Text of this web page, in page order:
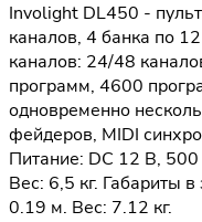
Involight DL450 -
каналов, 4 банка по
каналов: 24/48
программ, 4600
одновременно
фейдеров, MIDI
Питание: DC 12 В,
Вес: 6,5 кг. Габариты
0.19 м. Вес: 7.12 кг.